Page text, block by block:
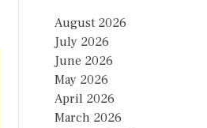
August 2026
July 2026
June 2026
May 2026
April 2026
March 2026